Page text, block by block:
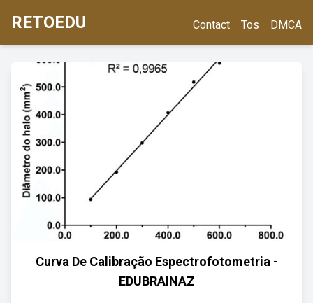
RETOEDU Contact Tos DMCA
Curva De Calibração Espectrofotometria -
EDUBRAINAZ